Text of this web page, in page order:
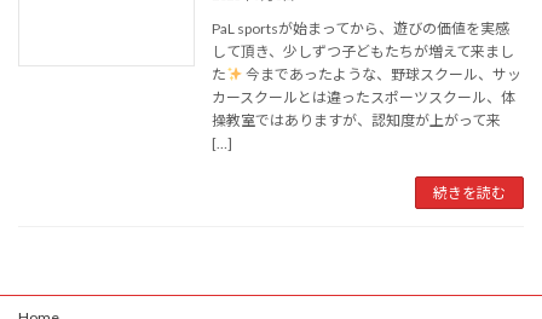
PaL sportsが始まってから、遊びの価値を実感
して頂き、少しずつ子どもたちが増えて来まし
た
今まであったような、野球スクール、サッ
カースクールとは違ったスポーツスクール、体
操教室ではありますが、認知度が上がって来
[…]
続きを読む